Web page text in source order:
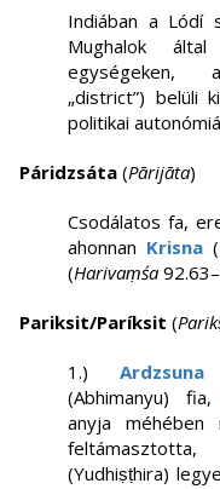
Indiában a Lódí
Mughalok
„district”) belüli
politikai
Páridzsáta (Pārijāta)
Csodálatos fa,
ahonnan Krisna
(Harivaṃśa
Pariksit/Paríksit (
1.) Ardzsuna
(Abhimanyu) fia,
anyja méhében
(Yudhiṣṭhira)